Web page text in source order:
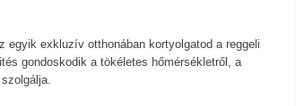
egyik exkluzív otthonában kortyolgatod a reggeli
gondoskodik a tökéletes hőmérsékletről, a